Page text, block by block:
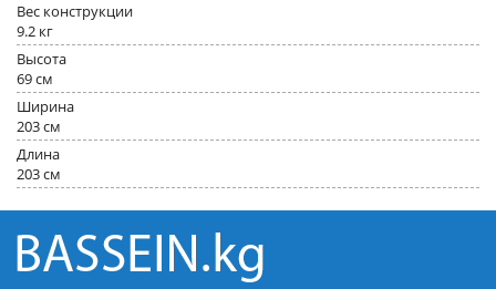
Вес конструкции
9.2 кг
Высота
69 см
Ширина
203 см
Длина
203 см